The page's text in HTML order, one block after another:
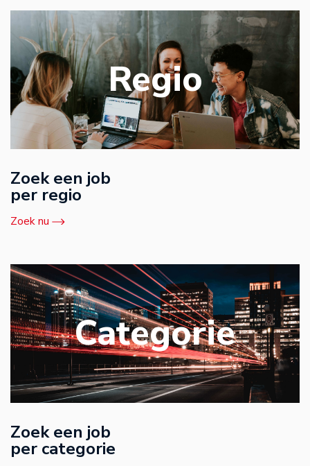
Regio
Zoek een job
per regio
Zoek nu
Categorie
Zoek een job
per categorie